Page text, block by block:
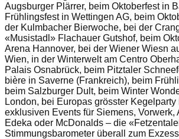
Augsburger Plärrer, beim Oktoberfest in
Frühlingsfest in Wettingen AG, beim
der Kulmbacher Bierwoche, bei der
«Musistadl» Flachauer Gutshof, beim
Arena Hannover, bei der Wiener Wiesn
Wien, in der Winterwelt am Centro
Palais Osnabrück, beim Pitztaler
bière in Saverne (Frankreich), beim
beim Salzburger Dult, beim Winter
London, bei Europas grösster
exklusiven Events für Siemens, Vorwerk,
Edeka oder McDonalds – die
Stimmungsbarometer überall zum